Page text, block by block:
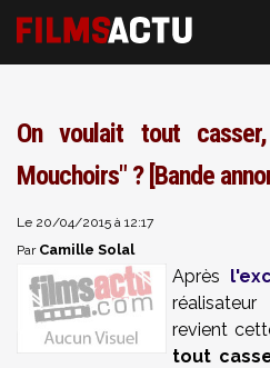
On voulait tout
Mouchoirs" ? [Bande
Le 20/04/2015 à 12:17
Par Camille Solal
Après
revient
tout